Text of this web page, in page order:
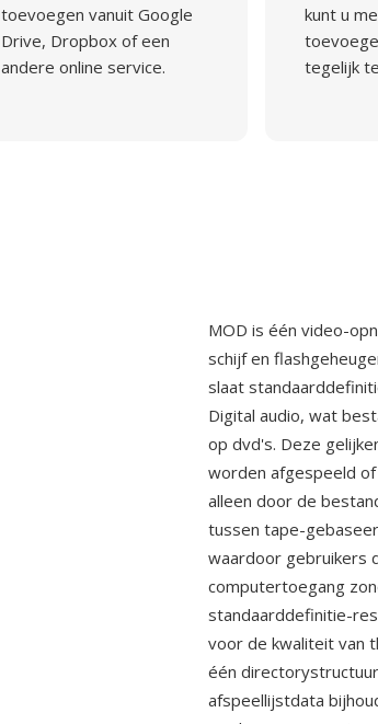
toevoegen vanuit Google
Drive, Dropbox of een
andere online service.
kunt u
tegelijk
MOD is één video-
schijf en
slaat
Digital audio, wat
op dvd's. Deze
worden afgespeeld
alleen door de
tussen tape-
waardoor gebruikers
computertoegang
standaarddefinitie-
voor de kwaliteit van
één
afspeellijstdata